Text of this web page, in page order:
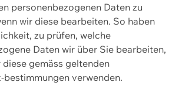
personenbezogenen Daten zu
wir diese bearbeiten. So haben
zu prüfen, welche
Daten wir über Sie bearbeiten,
diese gemäss geltenden
bestimmungen verwenden.